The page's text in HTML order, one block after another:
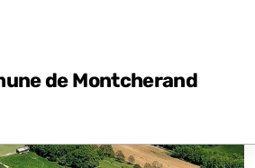
de Montcherand